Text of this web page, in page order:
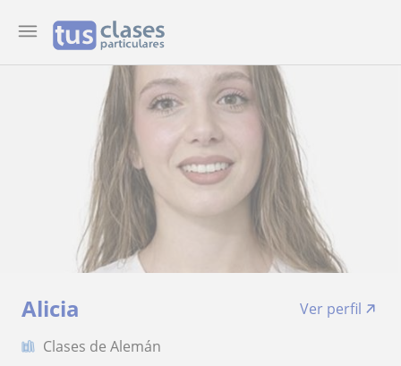
Alicia
Ver perfil
Clases de Alemán